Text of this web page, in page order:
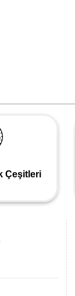
Çeşitleri